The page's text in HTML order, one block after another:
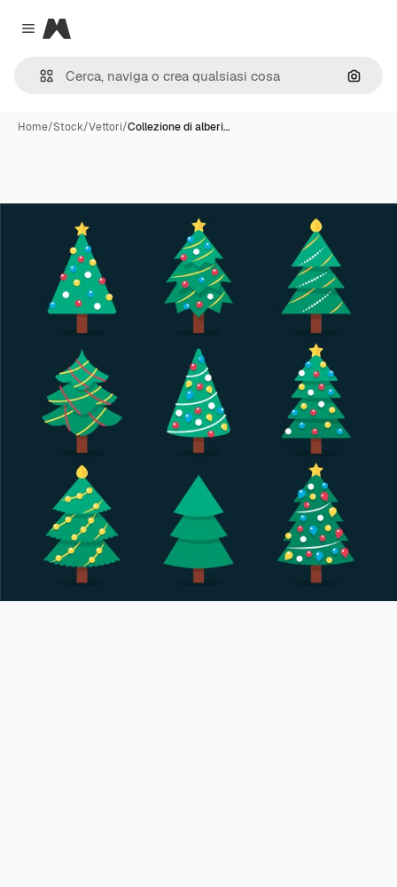
Close menu
Magnific
Cerca
Home/Stock/Vettori/Collezione di alberi…